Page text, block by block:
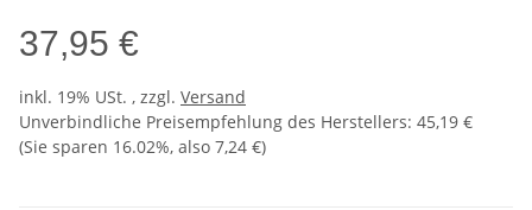
37,95 €
inkl. 19% USt. , zzgl. Versand
Unverbindliche Preisempfehlung des Herstellers: 45,19 €
(Sie sparen 16.02%, also 7,24 €)